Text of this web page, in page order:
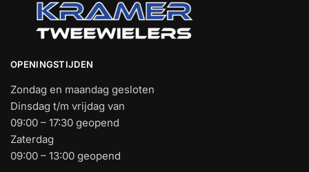
OPENINGSTIJDEN
Zondag en maandag gesloten
Dinsdag t/m vrijdag van
09:00 – 17:30 geopend
Zaterdag
09:00 – 13:00 geopend